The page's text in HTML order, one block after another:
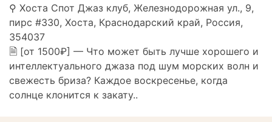
⚲ Хоста Спот Джаз клуб, Железнодорожная ул., 9,
пирс #330, Хоста, Краснодарский край, Россия,
354037
🗎 [от 1500₽] — Что может быть лучше хорошего и
интеллектуального джаза под шум морских волн и
свежесть бриза? Каждое воскресенье, когда
солнце клонится к закату..